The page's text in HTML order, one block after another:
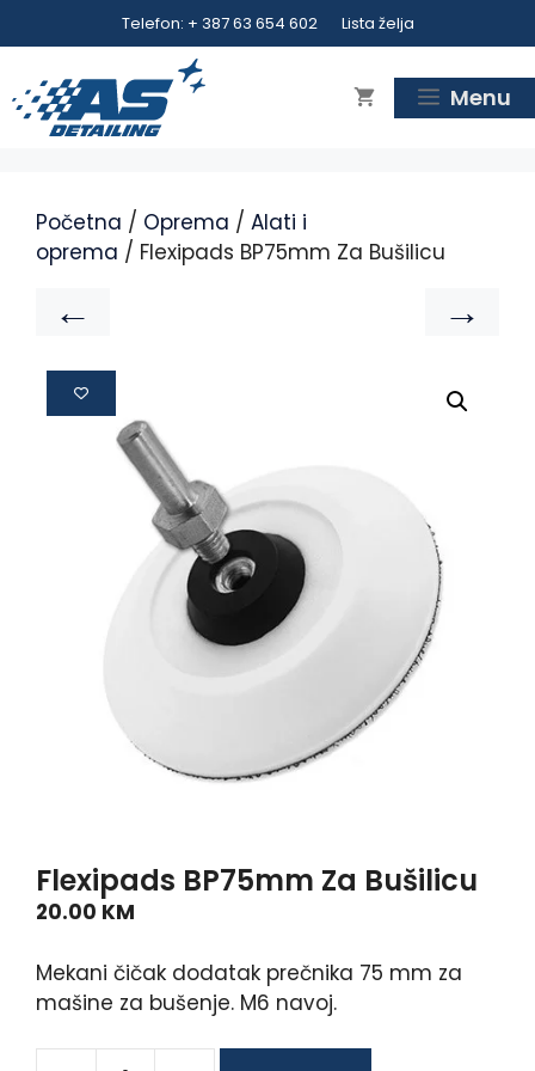
Telefon: + 387 63 654 602 Lista želja
Menu
Početna / Oprema / Alati i
oprema / Flexipads BP75mm Za Bušilicu
← →
Flexipads BP75mm Za Bušilicu
20.00 KM
Mekani čičak dodatak prečnika 75 mm za
mašine za bušenje. M6 navoj.